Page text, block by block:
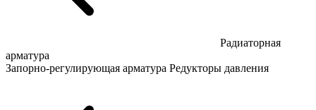
Радиаторная
арматура
Запорно-регулирующая арматура Редукторы давления